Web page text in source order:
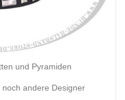
und Pyramiden
andere Designer